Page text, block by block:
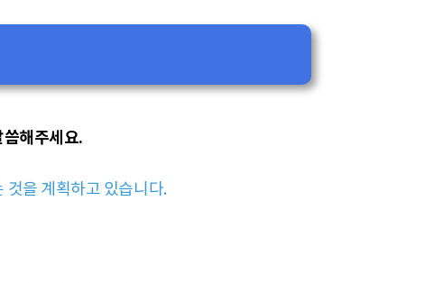
씀해주세요.
것을 계획하고 있습니다.